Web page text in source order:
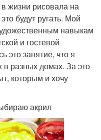
жизни рисовала на
будут ругать. Мой
навыкам
и гостевой
это занятие, что я
в разных домах. За это
которым и хочу
акрил